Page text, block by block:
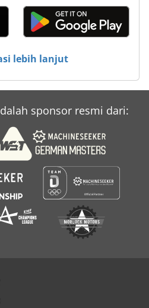
lebih lanjut
sponsor resmi dari: